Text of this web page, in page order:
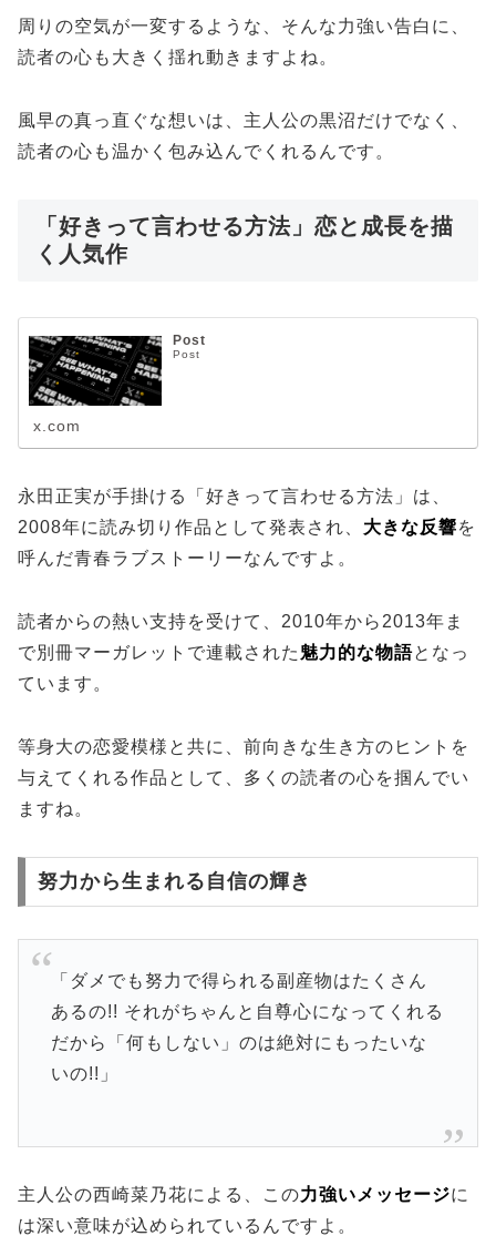
周りの空気が一変するような、そんな力強い告白に、
読者の心も大きく揺れ動きますよね。
風早の真っ直ぐな想いは、主人公の黒沼だけでなく、
読者の心も温かく包み込んでくれるんです。
「好きって言わせる方法」恋と成長を描
く人気作
Post
Post
x.com
永田正実が手掛ける「好きって言わせる方法」は、
2008年に読み切り作品として発表され、 大きな反響を
呼んだ青春ラブストーリーなんですよ。
読者からの熱い支持を受けて、2010年から2013年ま
で別冊マーガレットで連載された 魅力的な物語となっ
ています。
等身大の恋愛模様と共に、前向きな生き方のヒントを
与えてくれる作品として、多くの読者の心を掴んでい
ますね。
努力から生まれる自信の輝き
「ダメでも努力で得られる副産物はたくさん
あるの!! それがちゃんと自尊心になってくれる
だから「何もしない」のは絶対にもったいな
いの!!」
主人公の西崎菜乃花による、この力強いメッセージに
は深い意味が込められているんですよ。